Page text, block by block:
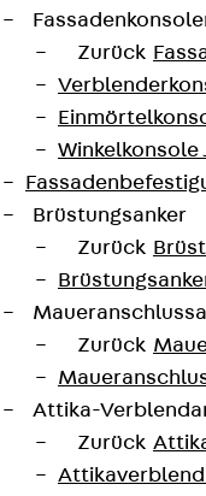
Zurück
Winkelkonsole
Brüstungsanker
Zurück
Zurück
Attika-
Zurück